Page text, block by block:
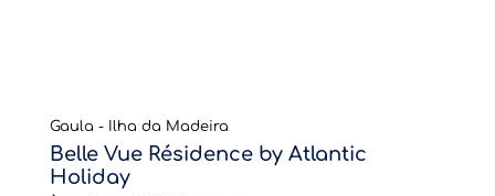
Gaula - Ilha da Madeira
Belle Vue Résidence by Atlantic
Holiday